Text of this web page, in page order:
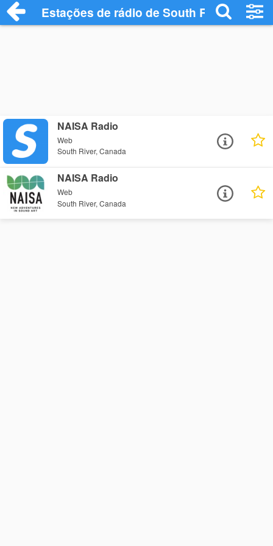
Estações de rádio de South River - Ouça
NAISA Radio
Web
South River, Canada
NAISA Radio
Web
South River, Canada